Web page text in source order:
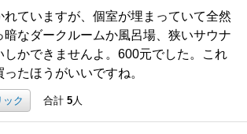
れていますが、個室が埋まっていて全然
暗なダークルームか風呂場、狭いサウナ
しかできませんよ。600元でした。これ
たほうがいいですね。
ク 合計 5人